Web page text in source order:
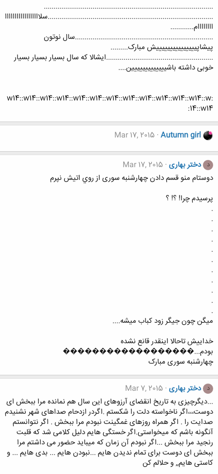
.......................................................................................
.....................................................................................سلاااااااااااااااااا
اااااااام............
.......................................................................سال نوتون
پیشاپیییییییییییییییش مبارک.........
.......................................................ایشالا که سال بسیار بسیار بسیار
خوبی داشته باشییییییییییییین....
:w14::w14::w14::w14::w14::w14::w14::w14::w14::w14::w14::w14::w
14::w14:
Autumn girl
Mar 17, 2015
د دختر بهاری Mar 17, 2015
دوستام منو قسم دادن چهارشنبه سوری از روي اتیش نپرم
پرسيدم چرا! ؟! ؟
.
.
.
.
.
.
.
.
.
.
.
میگن چون جیگر زود کباب میشه....
خداییش تاحالا اینقدر قانع نشده
بودم...������������������
چهارشنبه سوری مبارک
د دختر بهاری Mar 7, 2015
...دﯾﮕﺮﭼﯿﺰﯼ ﺑﻪ ﺗﺎﺭﯾﺦ ﺍﻧﻘﻀﺎﯼ ﺁﺭﺯﻭﻫﺎﯼ ﺍﯾﻦ ﺳﺎﻝ ﻫﻢ ﻧﻤﺎﻧﺪﻩ ﻣﺮﺍ ﺑﺒﺨﺶ ﺍﯼ
ﺩﻭﺳﺖ،،،ﺍﮔﺮ ﻧﺎﺧﻮﺍﺳﺘﻪ ﺩﻟﺖ ﺭﺍ ﺷﮑﺴﺘﻢ .اﮔﺮﺩﺭ ﺍﺯﺩﺣﺎﻡ ﺻﺪﺍﻫﺎﯼ ﺷﻬﺮ ﻧﺸﻨﯿﺪﻡ
ﺻﺪﺍﯾﺖ ﺭﺍ . اﮔﺮ ﻫﻤﺮﺍﻩ ﺭﻭﺯﻫﺎﯼ ﻏﻤﮕﯿﻨﺖ ﻧﺒﻮﺩﻡ ﻣﺮﺍ ﺑﺒﺨﺶ . ﺍﮔﺮ ﻧﺘﻮﺍﻧﺴﺘﻢ
ﺁﻧﮕﻮﻧﻪ ﺑﺎﺷﻢ ﮐﻪ ﻣﯿﺨﻮﺍﺳﺘﯽ.اﮔر ﺧﺴﺘﮕﯽ ﻫﺎﯾﻢ ﺩﻟﯿﻞ ﮐﻼﻣﯽ ﺷﺪ ﮐﻪ ﻗﻠﺒﺖ
ﺭﻧﺠﯿﺪ ﻣﺮﺍ ﺑﺒﺨﺶ ...ﺍﮔﺮ ﻧﺒﻮﺩﻡ ﺁﻥ ﺯﻣﺎﻥ ﮐﻪ ﻣﯿﺒﺎﯾﺪ ﺣﻀﻮﺭ ﻣﯽ ﺩﺍﺷﺘﻢ ﻣﺮﺍ
ﺑﺒﺨﺶ ﺍﯼ ﺩﻭﺳﺖ ﺑﺮﺍﯼ ﺗﻤﺎﻡ ﻧﺪﯾﺪﻥ ﻫﺎﯾﻢ ...نبوﺩﻥ ﻫﺎﯾﻢ ... ﺑﺪﯼ ﻫﺎﯾﻢ ... ﻭ
ﮐﺎﺳﺘﯽ ﻫﺎﯾﻢ,, و حلالم کن